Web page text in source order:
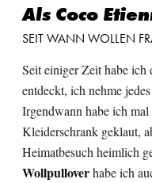
Als Coco
SEIT WANN WOLLEN
Seit einiger Zeit habe ich
entdeckt, ich nehme
Irgendwann habe ich
Kleiderschrank geklaut,
Heimatbesuch heimlich
Wollpulloverhabe ich